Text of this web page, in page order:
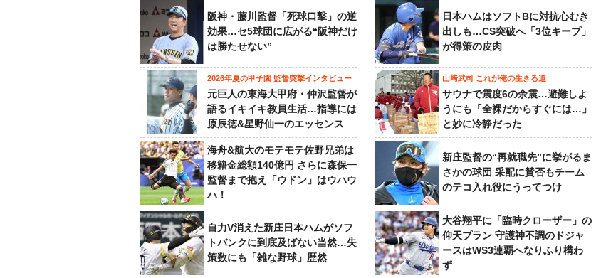
阪神・藤川監督「死球口撃」の逆
効果…セ5球団に広がる“阪神だけ
は勝たせない”
日本ハムはソフトBに対抗心むき
出しも…CS突破へ「3位キープ」
が得策の皮肉
2026年夏の甲子園 監督突撃インタビュー
元巨人の東海大甲府・仲沢監督が
語るイキイキ教員生活…指導には
原辰徳&星野仙一のエッセンス
山﨑武司 これが俺の生きる道
サウナで震度6の余震…避難しよ
うにも「全裸だからすぐには…」
と妙に冷静だった
海舟&航大のモテモテ佐野兄弟は
移籍金総額140億円 さらに森保一
監督まで抱え「ウドン」はウハウ
ハ！
新庄監督の“再就職先”に挙がるま
さかの球団 采配に賛否もチーム
のテコ入れ役にうってつけ
自力V消えた新庄日本ハムがソフ
トバンクに到底及ばない当然…失
策数にも「雑な野球」歴然
大谷翔平に「臨時クローザー」の
仰天プラン 守護神不調のドジャ
ースはWS3連覇へなりふり構わ
ず